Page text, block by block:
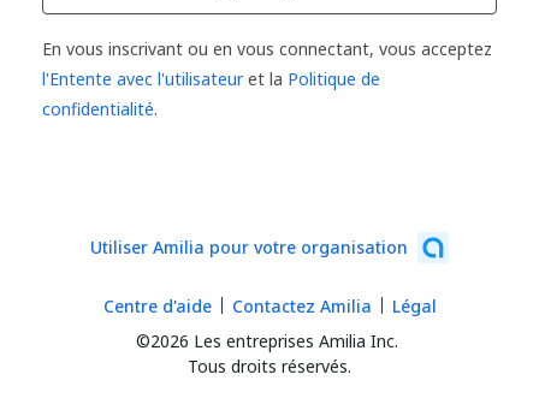
En vous inscrivant ou en vous connectant, vous acceptez
l'Entente avec l'utilisateuret la Politique de
confidentialité.
Utiliser Amilia pour votre organisation
©2026 Les entreprises Amilia Inc.
Tous droits réservés.
Centre d'aide Contactez Amilia Légal